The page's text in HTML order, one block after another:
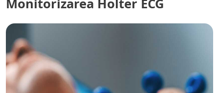
Monitorizarea Holter ECG